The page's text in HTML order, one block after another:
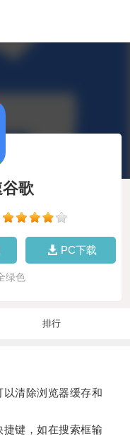
歌
PC下载
绿色
排行
清除浏览器缓存和
键，如在搜索框输